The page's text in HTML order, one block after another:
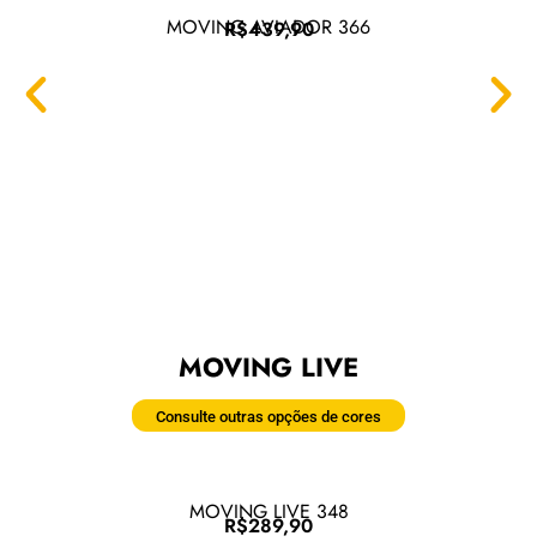
MOVING AVIADOR 366
R$439,90
MOVING LIVE
Consulte outras opções de cores
MOVING LIVE 348
R$289,90